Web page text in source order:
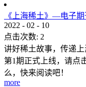
《上海稀土》—电子
2022 - 02 - 10
点击次数: 2
讲好稀土故事，传递
第1期正式上线，请点
么，快来阅读吧！
more